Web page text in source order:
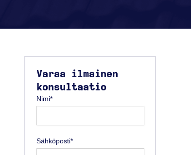
Varaa ilmainen
konsultaatio
Nimi*
Sähköposti*